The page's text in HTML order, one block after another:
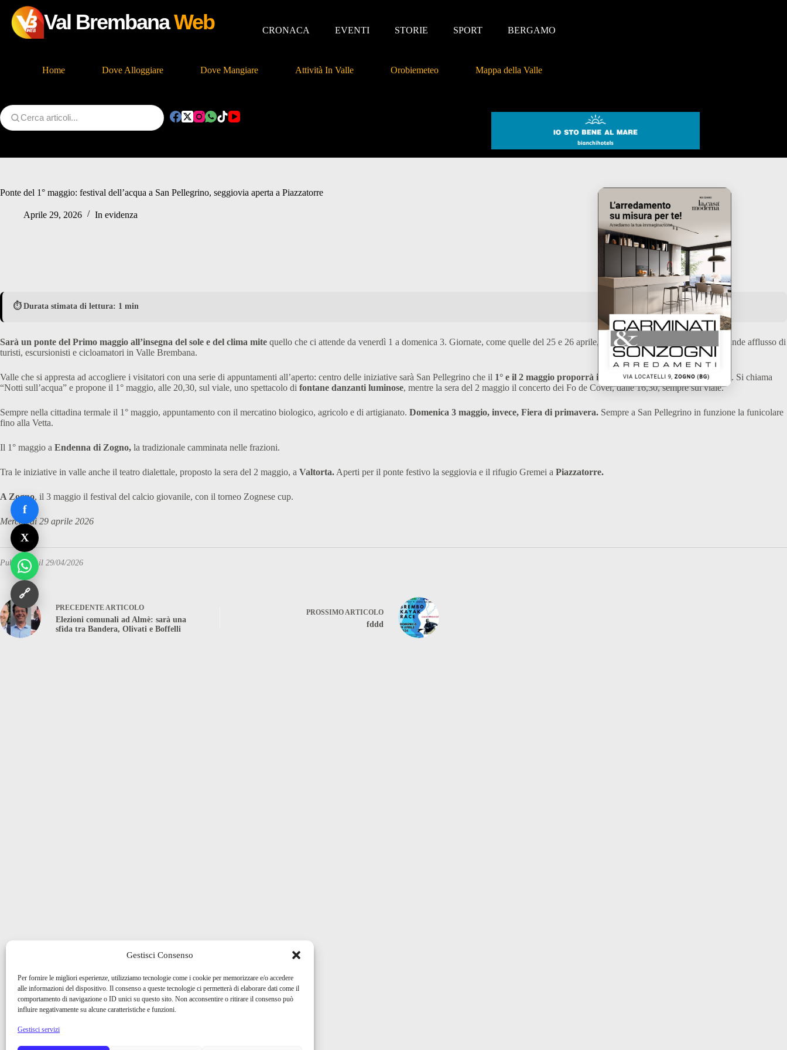
Gestisci Consenso
Per fornire le migliori esperienze, utilizziamo tecnologie come i cookie per memorizzare e/o accedere
alle informazioni del dispositivo. Il consenso a queste tecnologie ci permetterà di elaborare dati come il
comportamento di navigazione o ID unici su questo sito. Non acconsentire o ritirare il consenso può
influire negativamente su alcune caratteristiche e funzioni.
Gestisci servizi
Val BrembanaWeb CRONACA EVENTI STORIE SPORT BERGAMO
Home Dove Alloggiare Dove Mangiare Attività In Valle Orobiemeteo Mappa della Valle
Ponte del 1° maggio: festival dell’acqua a San Pellegrino, seggiovia aperta a Piazzatorre
Aprile 29, 2026 In evidenza
⏱️ Durata stimata di lettura: 1 min
Sarà un ponte del Primo maggio all’insegna del sole e del clima mite quello che ci attende da venerdì 1 a domenica 3. Giornate, come quelle del 25 e 26 aprile, che vedranno probabilmente un grande afflusso di
turisti, escursionisti e cicloamatori in Valle Brembana.
Valle che si appresta ad accogliere i visitatori con una serie di appuntamenti all’aperto: centro delle iniziative sarà San Pellegrino che il 1° e il 2 maggio proporrà il primo festival dedicato all’acqua . Si chiama
“Notti sull’acqua” e propone il 1° maggio, alle 20,30, sul viale, uno spettacolo di fontane danzanti luminose, mentre la sera del 2 maggio il concerto dei Fo de Cover, dalle 16,30, sempre sul viale.
Sempre nella cittadina termale il 1° maggio, appuntamento con il mercatino biologico, agricolo e di artigianato. Domenica 3 maggio, invece, Fiera di primavera. Sempre a San Pellegrino in funzione la funicolare
fino alla Vetta.
Il 1° maggio a Endenna di Zogno, la tradizionale camminata nelle frazioni.
Tra le iniziative in valle anche il teatro dialettale, proposto la sera del 2 maggio, a Valtorta. Aperti per il ponte festivo la seggiovia e il rifugio Gremei a Piazzatorre.
A Zogno, il 3 maggio il festival del calcio giovanile, con il torneo Zognese cup.
Mercoledì 29 aprile 2026
Pubblicato il 29/04/2026
f
X
🔗
PRECEDENTE ARTICOLO
Elezioni comunali ad Almè: sarà una
sfida tra Bandera, Olivati e Boffelli
PROSSIMO ARTICOLO
fddd